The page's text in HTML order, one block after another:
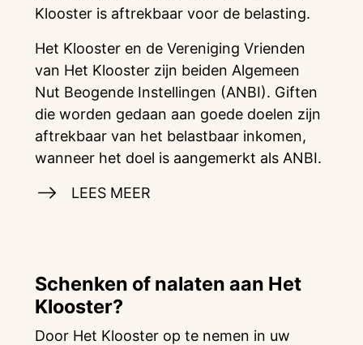
Klooster is aftrekbaar voor de belasting.
Het Klooster en de Vereniging Vrienden
van Het Klooster zijn beiden Algemeen
Nut Beogende Instellingen (ANBI). Giften
die worden gedaan aan goede doelen zijn
aftrekbaar van het belastbaar inkomen,
wanneer het doel is aangemerkt als ANBI.
LEES MEER
Schenken of nalaten aan Het
Klooster?
Door Het Klooster op te nemen in uw